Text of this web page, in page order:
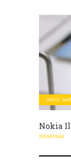
AKILLI
Nokia
WEARMAN